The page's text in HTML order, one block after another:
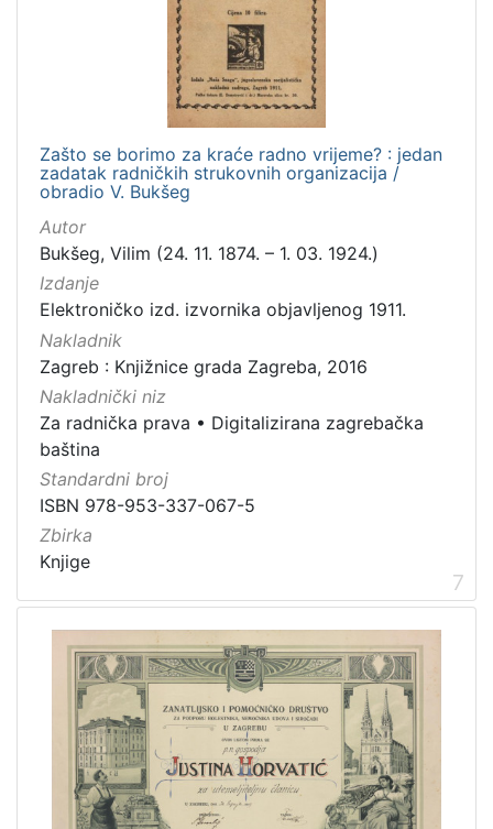
Zašto se borimo za kraće radno vrijeme? : jedan
zadatak radničkih strukovnih organizacija /
obradio V. Bukšeg
Autor
Bukšeg, Vilim (24. 11. 1874. – 1. 03. 1924.)
Izdanje
Elektroničko izd. izvornika objavljenog 1911.
Nakladnik
Zagreb : Knjižnice grada Zagreba, 2016
Nakladnički niz
Za radnička prava • Digitalizirana zagrebačka
baština
Standardni broj
ISBN 978-953-337-067-5
Zbirka
Knjige
7